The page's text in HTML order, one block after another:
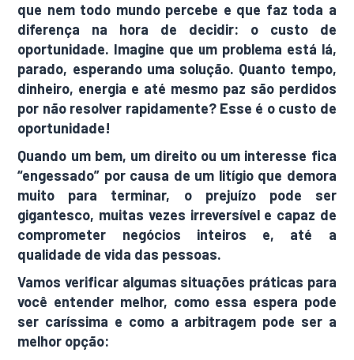
que nem todo mundo percebe e que faz toda a
diferença na hora de decidir: o custo de
oportunidade. Imagine que um problema está lá,
parado, esperando uma solução. Quanto tempo,
dinheiro, energia e até mesmo paz são perdidos
por não resolver rapidamente? Esse é o custo de
oportunidade!
Quando um bem, um direito ou um interesse fica
“engessado” por causa de um litígio que demora
muito para terminar, o prejuízo pode ser
gigantesco, muitas vezes irreversível e capaz de
comprometer negócios inteiros e, até a
qualidade de vida das pessoas.
Vamos verificar algumas situações práticas para
você entender melhor, como essa espera pode
ser caríssima e como a arbitragem pode ser a
melhor opção: